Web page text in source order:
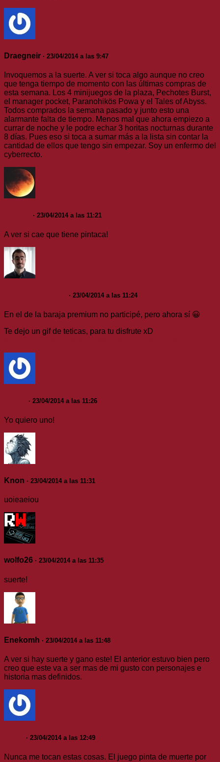
Draegneir · 23/04/2014 a las 9:47
Invoquemos a la suerte. A ver si toca algo aunque no creo
que tenga tiempo de momento con las últimas compras de
esta semana. Los 4 minijuegos de la plaza, Pechotes Burst,
el manager pocket, Paranohikös Powa y el Tales of Abyss.
Todos comprados la semana pasado y junto esto una
alarmante falta de tiempo. Menos mal que ahora empiezo a
currar de noche y le podre echar 3 horitas nocturnas durante
8 días. Pues eso si toca a sumar más a la lista sin contar la
cantidad de ellos que tengo sin empezar. Soy un enfermo del
cyberrecto.
· 23/04/2014 a las 11:21
A ver si cae que tiene pintaca!
· 23/04/2014 a las 11:24
En el de la baraja premium no participé, pero ahora sí 😀
Te dejo un gif de teticas, para tu disfrute xD
· 23/04/2014 a las 11:26
Yo quiero uno!
Knon · 23/04/2014 a las 11:31
uoieaeiou
wolfo26 · 23/04/2014 a las 11:35
suerte!
Enekomh · 23/04/2014 a las 11:48
A ver si hay suerte y gano este! El anterior estuvo bien pero
creo que este va a ser mas de mi gusto con personajes e
historia mas definidos.
· 23/04/2014 a las 12:49
Nunca me tocan estas cosas. El juego pinta de muerte por